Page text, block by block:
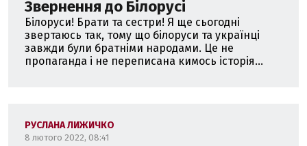
Звернення до Білорусі
Білоруси! Брати та сестри! Я ще сьогодні
звертаюсь так, тому що білоруси та українці
завжди були братніми народами. Це не
пропаганда і не переписана кимось історія...
РУСЛАНА ЛИЖИЧКО
8 лютого 2022, 08:41